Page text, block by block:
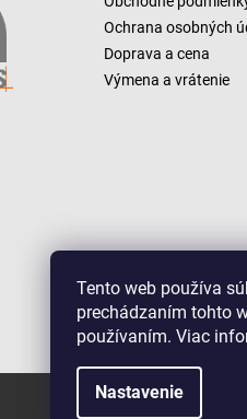
Tento web používa
prechádzaním tohto
používaním. Viac
Nastavenie
Ochrana osobných
Doprava a cena
Výmena a vrátenie